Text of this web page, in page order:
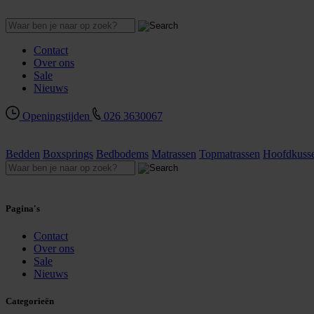
Contact
Over ons
Sale
Nieuws
Openingstijden 026 3630067
Bedden Boxsprings Bedbodems Matrassen Topmatrassen
Pagina's
Contact
Over ons
Sale
Nieuws
Categorieën